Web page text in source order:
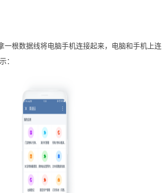
一根数据线将电脑手机连接起来，电脑和手机上连
：